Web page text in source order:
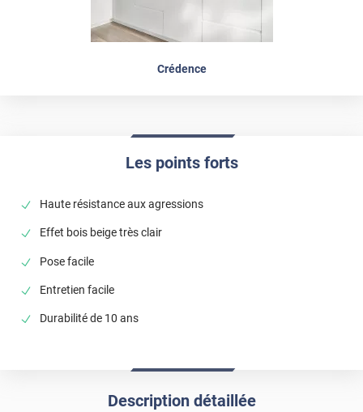
Crédence
Les points forts
Haute résistance aux agressions
Effet bois beige très clair
Pose facile
Entretien facile
Durabilité de 10 ans
Description détaillée